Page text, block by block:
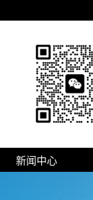
新闻中心